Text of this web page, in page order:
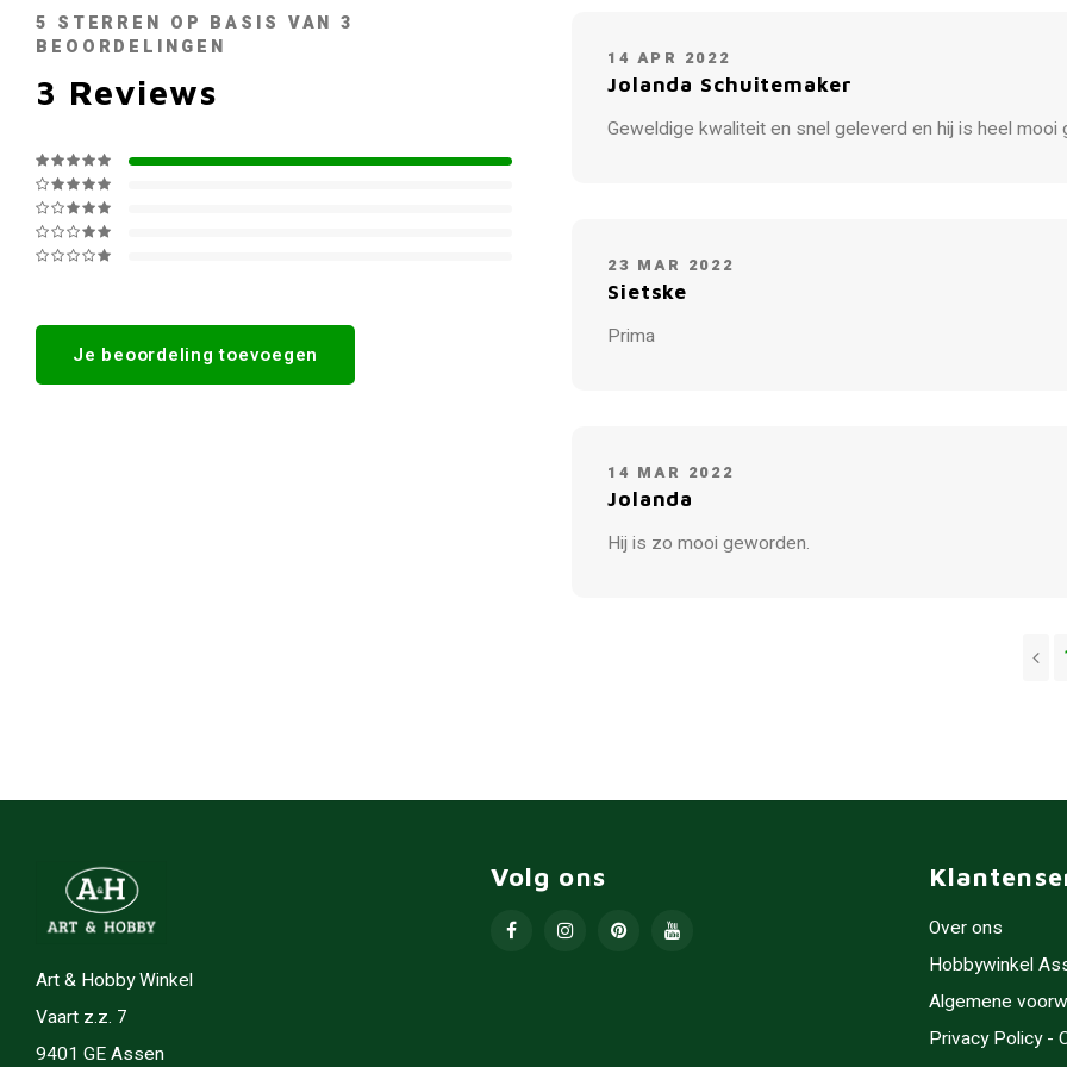
5 STERREN OP BASIS VAN3
BEOORDELINGEN
3 Reviews
Je beoordeling toevoegen
14 APR 2022
Jolanda Schuitemaker
Geweldige kwaliteit en snel geleverd en hij is heel mooi
23 MAR 2022
Sietske
Prima
14 MAR 2022
Jolanda
Hij is zo mooi geworden.
Art & Hobby Winkel
Vaart z.z. 7
9401 GE Assen
Volg ons
Over ons
Hobbywinkel
Algemene
Privacy Policy -